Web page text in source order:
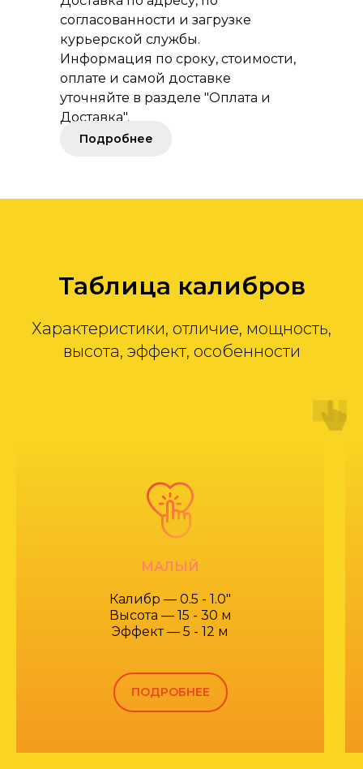
согласованности и загрузке
курьерской службы.
Информация по сроку, стоимости,
оплате и самой доставке
уточняйте в разделе "Оплата и
Доставка".
Подробнее
Таблица калибров
Характеристики, отличие, мощность,
высота, эффект, особенности
МАЛЫЙ
Калибр — 0.5 - 1.0"
Высота — 15 - 30 м
Эффект — 5 - 12 м
ПОДРОБНЕЕ